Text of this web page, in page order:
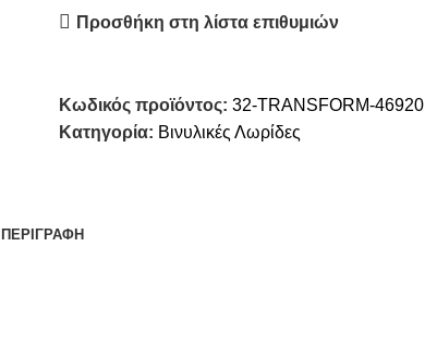
Προσθήκη στη λίστα επιθυμιών
Κωδικός προϊόντος: 32-TRANSFORM-46920
Κατηγορία: Βινυλικές Λωρίδες
ΠΕΡΙΓΡΑΦΉ